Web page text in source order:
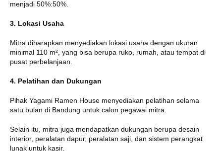
menjadi 50%:50%.
3. Lokasi Usaha
Mitra diharapkan menyediakan lokasi usaha dengan ukuran
minimal 110 m², yang bisa berupa ruko, rumah, atau tempat di
pusat perbelanjaan.
4. Pelatihan dan Dukungan
Pihak Yagami Ramen House menyediakan pelatihan selama
satu bulan di Bandung untuk calon pegawai mitra.
Selain itu, mitra juga mendapatkan dukungan berupa desain
interior, peralatan dapur, peralatan saji, dan sistem perangkat
lunak untuk kasir.